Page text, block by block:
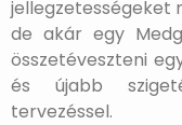
jellegzetességeket
de akár egy
összetéveszteni
és újabb
tervezéssel.